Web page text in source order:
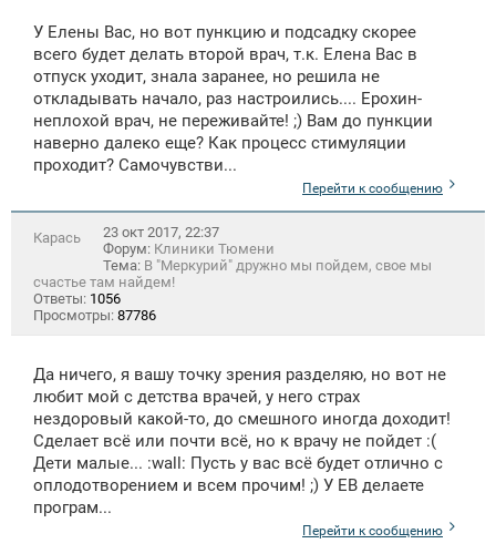
У Елены Вас, но вот пункцию и подсадку скорее
всего будет делать второй врач, т.к. Елена Вас в
отпуск уходит, знала заранее, но решила не
откладывать начало, раз настроились.... Ерохин-
неплохой врач, не переживайте! ;) Вам до пункции
наверно далеко еще? Как процесс стимуляции
проходит? Самочувстви...
Перейти к сообщению
Карась
23 окт 2017, 22:37
Форум: Клиники Тюмени
Тема: В "Меркурий" дружно мы пойдем, свое мы
счастье там найдем!
Ответы: 1056
Просмотры: 87786
Да ничего, я вашу точку зрения разделяю, но вот не
любит мой с детства врачей, у него страх
нездоровый какой-то, до смешного иногда доходит!
Сделает всё или почти всё, но к врачу не пойдет :(
Дети малые... :wall: Пусть у вас всё будет отлично с
оплодотворением и всем прочим! ;) У ЕВ делаете
програм...
Перейти к сообщению